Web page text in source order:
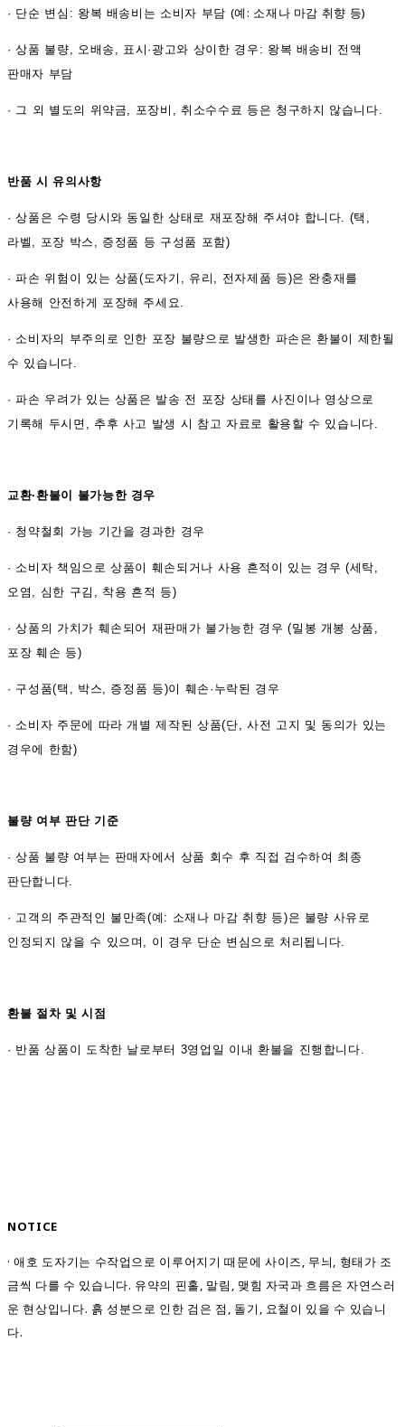
· 단순 변심: 왕복 배송비는 소비자 부담 (예: 소재나 마감 취향 등)
·상품 불량, 오배송, 표시·광고와 상이한 경우: 왕복 배송비 전액
판매자 부담
· 그 외 별도의 위약금, 포장비, 취소수수료 등은 청구하지 않습니다.
반품 시 유의사항
·상품은 수령 당시와 동일한 상태로 재포장해 주셔야 합니다. (택,
라벨, 포장 박스, 증정품 등 구성품 포함)
·파손 위험이 있는 상품(도자기, 유리, 전자제품 등)은 완충재를
사용해 안전하게 포장해 주세요.
· 소비자의 부주의로 인한 포장 불량으로 발생한 파손은 환불이 제한될
수 있습니다.
·파손 우려가 있는 상품은 발송 전 포장 상태를 사진이나 영상으로
기록해 두시면, 추후 사고 발생 시 참고 자료로 활용할 수 있습니다.
교환·환불이 불가능한 경우
· 청약철회 가능 기간을 경과한 경우
· 소비자 책임으로 상품이 훼손되거나 사용 흔적이 있는 경우 (세탁,
오염, 심한 구김, 착용 흔적 등)
·상품의 가치가 훼손되어 재판매가 불가능한 경우 (밀봉 개봉 상품,
포장 훼손 등)
· 구성품(택, 박스, 증정품 등)이 훼손·누락된 경우
· 소비자 주문에 따라 개별 제작된 상품(단, 사전 고지 및 동의가 있는
경우에 한함)
불량 여부 판단 기준
·상품 불량 여부는 판매자에서 상품 회수 후 직접 검수하여 최종
판단합니다.
· 고객의 주관적인 불만족(예: 소재나 마감 취향 등)은 불량 사유로
인정되지 않을 수 있으며, 이 경우 단순 변심으로 처리됩니다.
환불 절차 및 시점
· 반품 상품이 도착한 날로부터 3영업일 이내 환불을 진행합니다.
NOTICE
· 애호 도자기는 수작업으로 이루어지기 때문에 사이즈, 무늬, 형태가 조
금씩 다를 수 있습니다. 유약의 핀홀, 말림, 맺힘 자국과 흐름은 자연스러
운 현상입니다. 흙 성분으로 인한 검은 점, 돌기, 요철이 있을 수 있습니
다.